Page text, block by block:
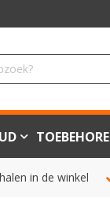
in de winkel